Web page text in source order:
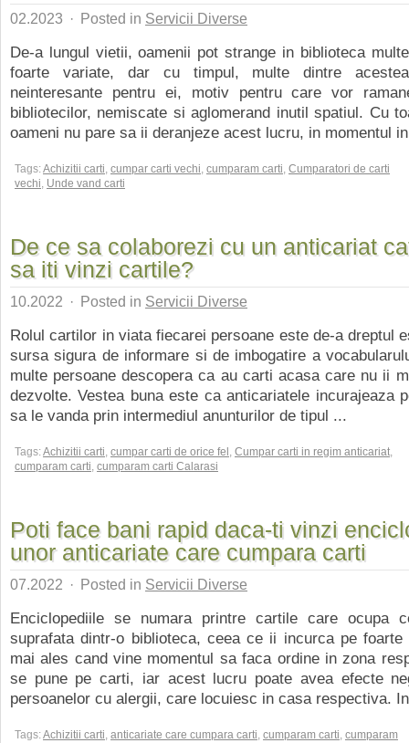
02.2023 · Posted in Servicii Diverse
De-a lungul vietii, oamenii pot strange in biblioteca
foarte variate, dar cu timpul, multe dintre
neinteresante pentru ei, motiv pentru care vor
bibliotecilor, nemiscate si aglomerand inutil spatiul. Cu
oameni nu pare sa ii deranjeze acest lucru, in momentul
Tags:Achizitii carti, cumpar carti vechi, cumparam carti, Cumparatori de carti
vechi, Unde vand carti
De ce sa colaborezi cu un anticariat
sa iti vinzi cartile?
10.2022 · Posted in Servicii Diverse
Rolul cartilor in viata fiecarei persoane este de-a dreptul
sursa sigura de informare si de imbogatire a
multe persoane descopera ca au carti acasa care nu ii
dezvolte. Vestea buna este ca anticariatele incurajeaza
sa le vanda prin intermediul anunturilor de tipul ...
Tags:Achizitii carti, cumpar carti de orice fel , Cumpar carti in regim anticariat,
cumparam carti, cumparam carti Calarasi
Poti face bani rapid daca-ti vinzi
unor anticariate care cumpara carti
07.2022 · Posted in Servicii Diverse
Enciclopediile se numara printre cartile care ocupa
suprafata dintr-o biblioteca, ceea ce ii incurca pe foarte
mai ales cand vine momentul sa faca ordine in zona
se pune pe carti, iar acest lucru poate avea efecte
persoanelor cu alergii, care locuiesc in casa respectiva.
Tags:Achizitii carti, anticariate care cumpara carti, cumparam carti, cumparam